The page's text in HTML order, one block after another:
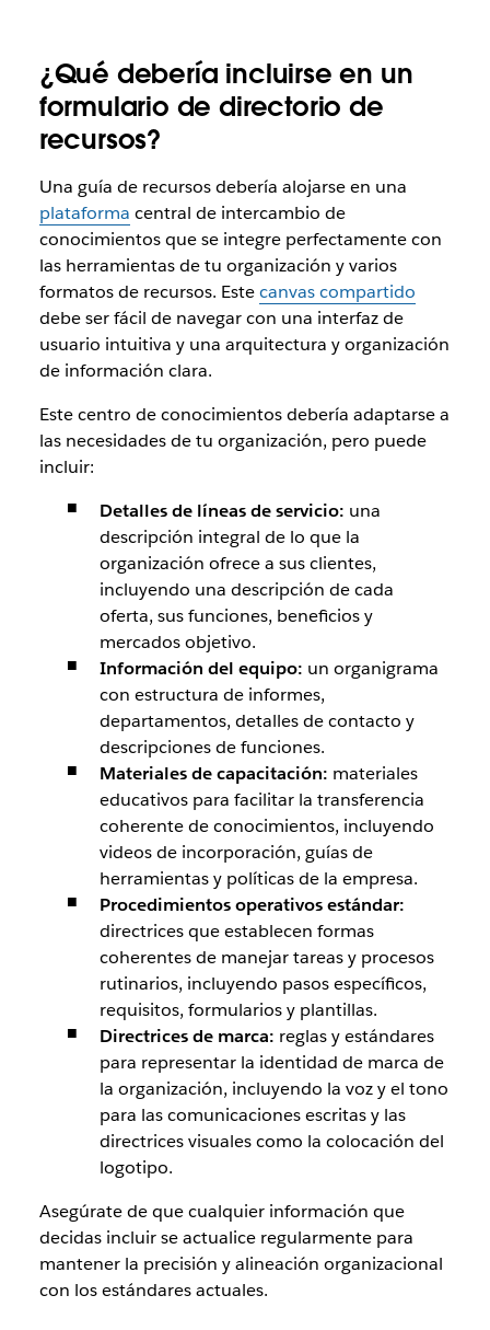
¿Qué debería incluirse en un
formulario de directorio de
recursos?
Una guía de recursos debería alojarse en una
plataforma central de intercambio de
conocimientos que se integre perfectamente con
las herramientas de tu organización y varios
formatos de recursos. Estecanvas compartido
debe ser fácil de navegar con una interfaz de
usuario intuitiva y una arquitectura y organización
de información clara.
Este centro de conocimientos debería adaptarse a
las necesidades de tu organización, pero puede
incluir:
Detalles de líneas de servicio: una
descripción integral de lo que la
organización ofrece a sus clientes,
incluyendo una descripción de cada
oferta, sus funciones, beneficios y
mercados objetivo.
Información del equipo: un organigrama
con estructura de informes,
departamentos, detalles de contacto y
descripciones de funciones.
Materiales de capacitación: materiales
educativos para facilitar la transferencia
coherente de conocimientos, incluyendo
videos de incorporación, guías de
herramientas y políticas de la empresa.
Procedimientos operativos estándar:
directrices que establecen formas
coherentes de manejar tareas y procesos
rutinarios, incluyendo pasos específicos,
requisitos, formularios y plantillas.
Directrices de marca: reglas y estándares
para representar la identidad de marca de
la organización, incluyendo la voz y el tono
para las comunicaciones escritas y las
directrices visuales como la colocación del
logotipo.
Asegúrate de que cualquier información que
decidas incluir se actualice regularmente para
mantener la precisión y alineación organizacional
con los estándares actuales.